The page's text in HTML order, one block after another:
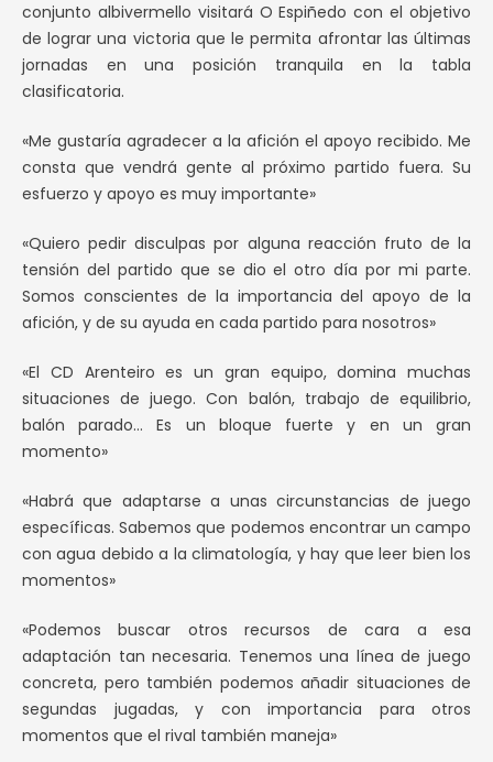
conjunto albivermello visitará O Espiñedo con el objetivo
de lograr una victoria que le permita afrontar las últimas
jornadas en una posición tranquila en la tabla
clasificatoria.
«Me gustaría agradecer a la afición el apoyo recibido. Me
consta que vendrá gente al próximo partido fuera. Su
esfuerzo y apoyo es muy importante»
«Quiero pedir disculpas por alguna reacción fruto de la
tensión del partido que se dio el otro día por mi parte.
Somos conscientes de la importancia del apoyo de la
afición, y de su ayuda en cada partido para nosotros»
«El CD Arenteiro es un gran equipo, domina muchas
situaciones de juego. Con balón, trabajo de equilibrio,
balón parado… Es un bloque fuerte y en un gran
momento»
«Habrá que adaptarse a unas circunstancias de juego
específicas. Sabemos que podemos encontrar un campo
con agua debido a la climatología, y hay que leer bien los
momentos»
«Podemos buscar otros recursos de cara a esa
adaptación tan necesaria. Tenemos una línea de juego
concreta, pero también podemos añadir situaciones de
segundas jugadas, y con importancia para otros
momentos que el rival también maneja»